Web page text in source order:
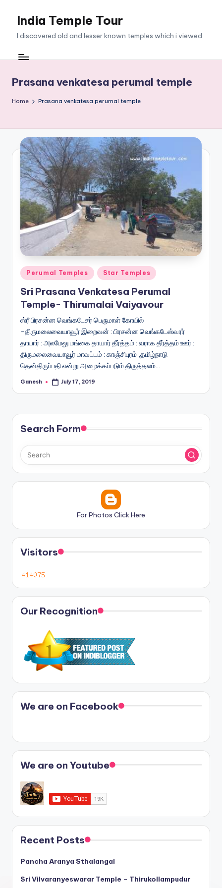
India Temple Tour
I discovered old and lesser known temples which i viewed
Prasana venkatesa perumal temple
Home Prasana venkatesa perumal temple
Posted
in
Perumal Temples Star Temples
Sri Prasana Venkatesa Perumal
Temple- Thirumalai Vaiyavour
ஸ்ரீ பிரசன்ன வெங்கடேசர் பெருமாள் கோயில்
-திருமலைவையாவூர் இறைவன் : பிரசன்ன வெங்கடேஸ்வரர்
தாயார் : அலமேலு மங்கை தாயார் தீர்த்தம் : வராக தீர்த்தம் ஊர் :
திருமலைவையாவூர் மாவட்டம் : காஞ்சிபுரம் ,தமிழ்நாடு
தென்திருப்பதி என்று அழைக்கப்படும் திருத்தலம்…
Posted
Ganesh July 17, 2019
Search Form
For Photos Click Here
Visitors
Our Recognition
We are on Facebook
We are on Youtube
Recent Posts
Pancha Aranya Sthalangal
Sri Vilvaranyeswarar Temple – Thirukollampudur